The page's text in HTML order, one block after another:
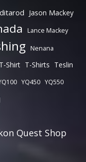
Jason Mackey
Lance Mackey
Nenana
T-Shirt T-Shirts Teslin
YQ450 YQ550
Quest Shop